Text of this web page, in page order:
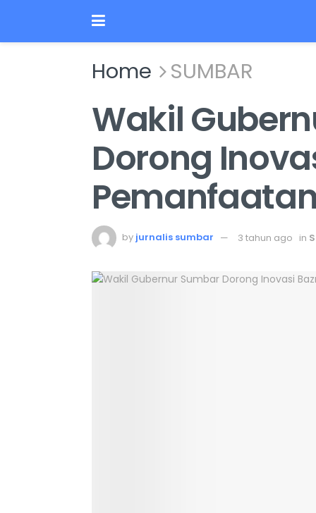
Home SUMBAR
Wakil
Dorong
by jurnalis sumbar 3 tahun ago in